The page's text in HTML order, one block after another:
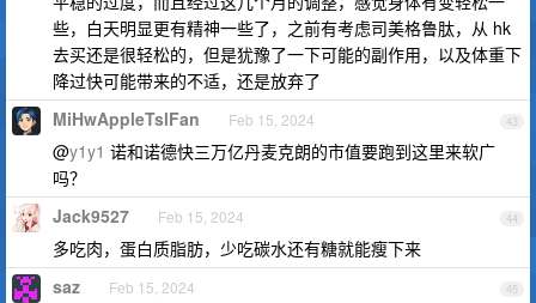
些，白天明显更有精神一些了，之前有考虑司美格鲁肽，从 hk
去买还是很轻松的，但是犹豫了一下可能的副作用，以及体重下
降过快可能带来的不适，还是放弃了
43
MiHwAppleTslFan Feb 15, 2024
@y1y1 诺和诺德快三万亿丹麦克朗的市值要跑到这里来软广
吗？
44
Jack9527 Feb 15, 2024
多吃肉，蛋白质脂肪，少吃碳水还有糖就能瘦下来
45
saz Feb 15, 2024